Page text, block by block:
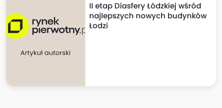
II etap Diasfery Łódzkiej wśród
najlepszych nowych budynków
Łodzi